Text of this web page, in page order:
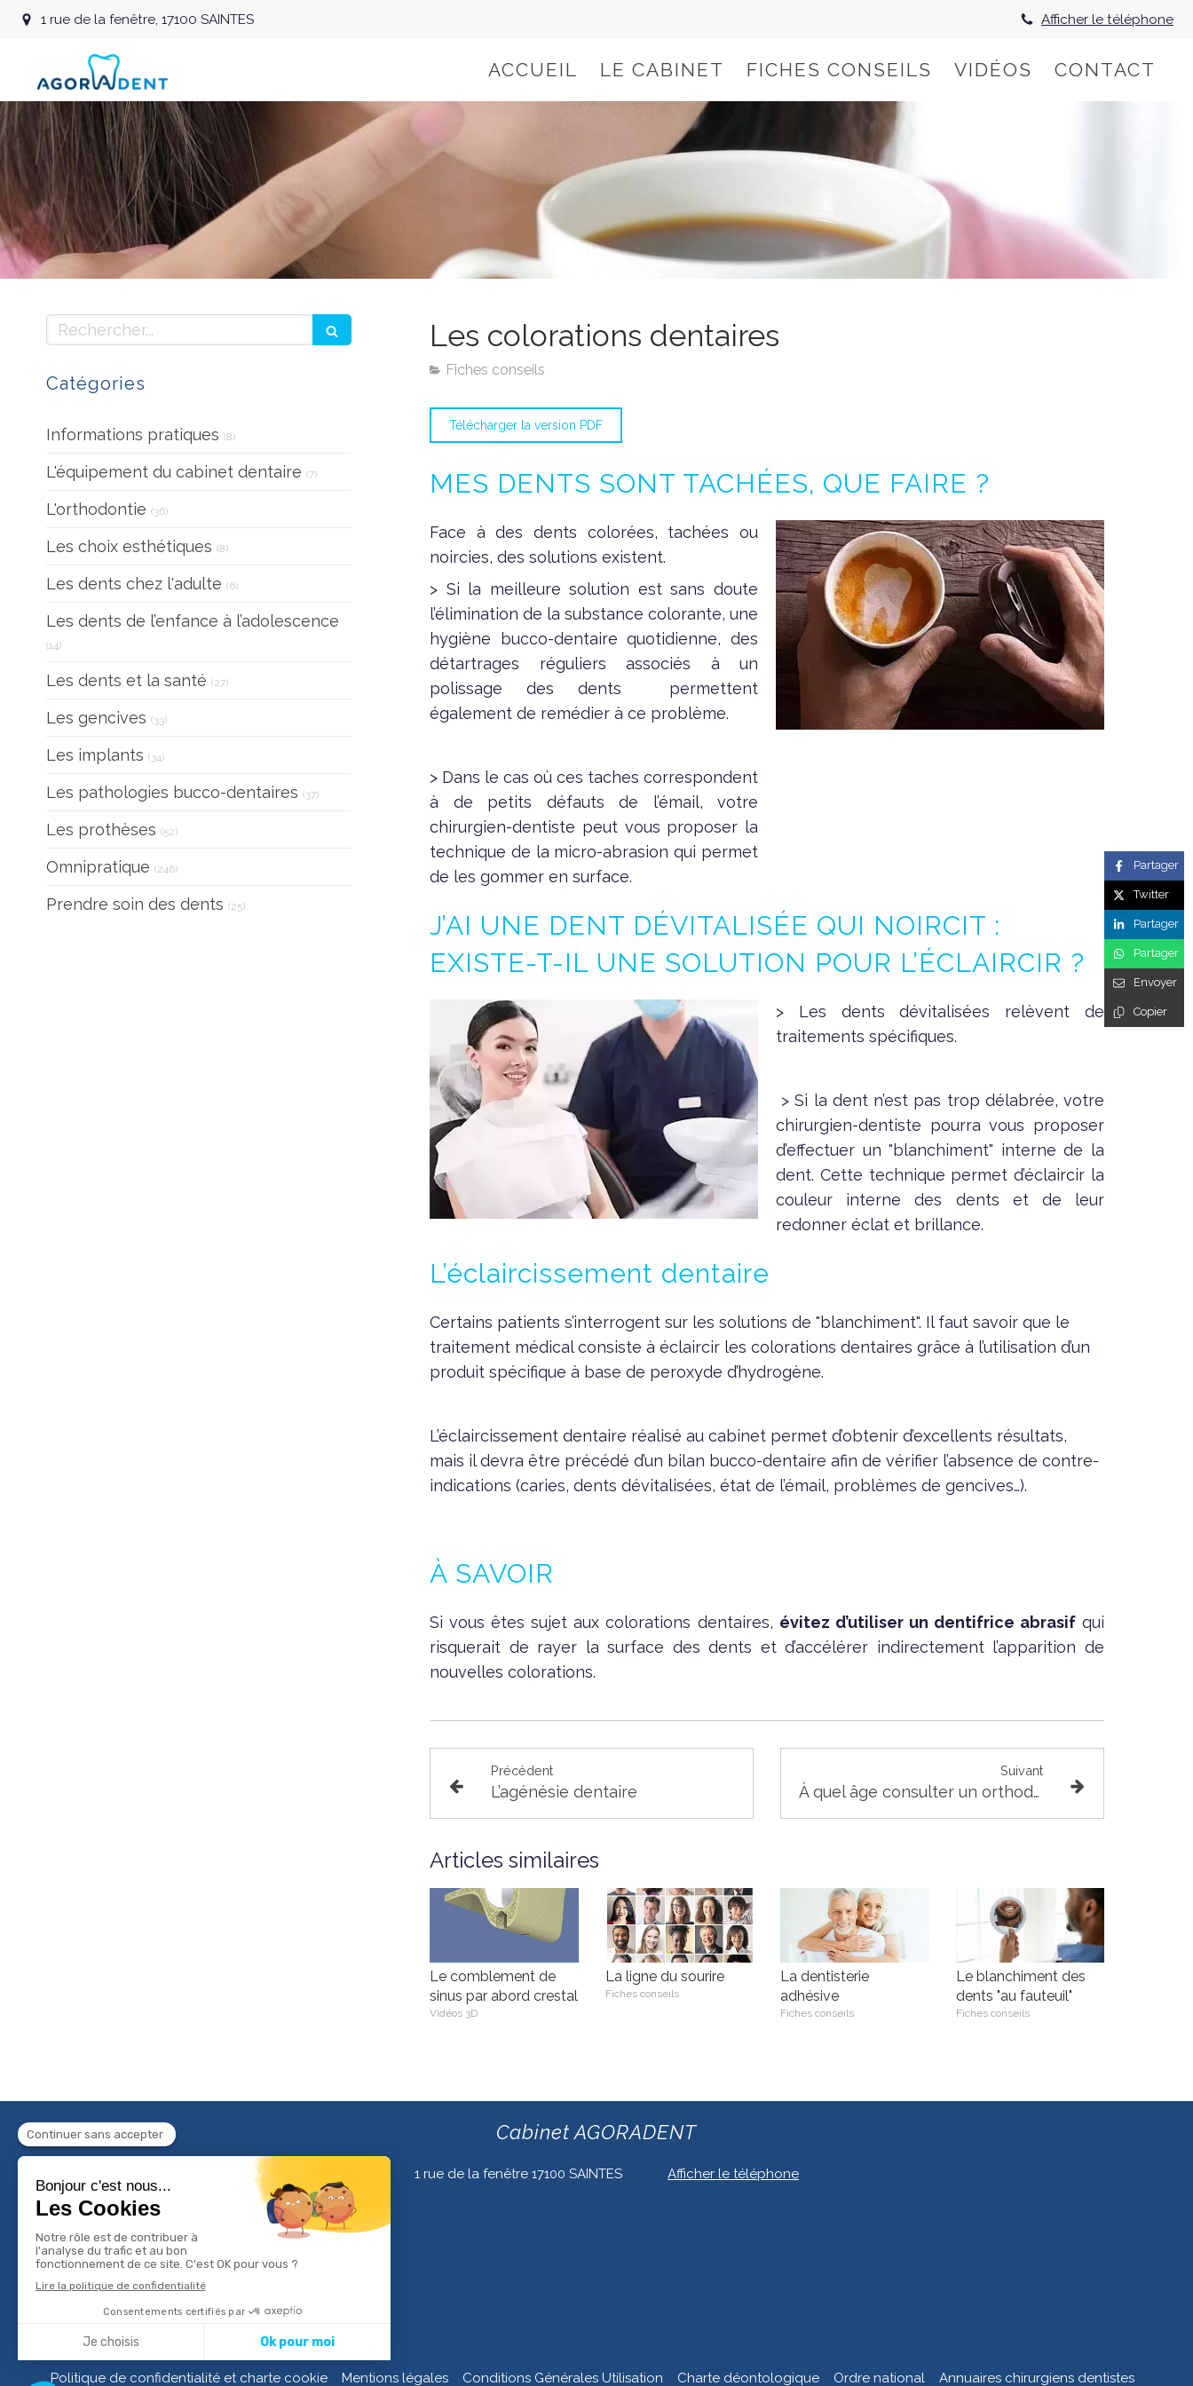
1 rue de la fenêtre, 17100 SAINTES Afficher le téléphone
ACCUEIL LE CABINET FICHES CONSEILS VIDÉOS CONTACT
Les colorations dentaires
Fiches conseils
Télécharger la version PDF
MES DENTS SONT TACHÉES, QUE FAIRE ?
Face à des dents colorées, tachées ou
noircies, des solutions existent.
> Si la meilleure solution est sans doute
l’élimination de la substance colorante, une
hygiène bucco-dentaire quotidienne, des
détartrages réguliers associés à un
polissage des dents permettent
également de remédier à ce problème.
> Dans le cas où ces taches correspondent
à de petits défauts de l’émail, votre
chirurgien-dentiste peut vous proposer la
technique de la micro-abrasion qui permet
de les gommer en surface.
J’AI UNE DENT DÉVITALISÉE QUI NOIRCIT :
EXISTE-T-IL UNE SOLUTION POUR L’ÉCLAIRCIR ?
> Les dents dévitalisées relèvent de
traitements spécifiques.
> Si la dent n’est pas trop délabrée, votre
chirurgien-dentiste pourra vous proposer
d’effectuer un "blanchiment" interne de la
dent. Cette technique permet d’éclaircir la
couleur interne des dents et de leur
redonner éclat et brillance.
L’éclaircissement dentaire
Certains patients s’interrogent sur les solutions de "blanchiment". Il faut savoir que le
traitement médical consiste à éclaircir les colorations dentaires grâce à l’utilisation d’un
produit spécifique à base de peroxyde d’hydrogène.
L’éclaircissement dentaire réalisé au cabinet permet d’obtenir d’excellents résultats,
mais il devra être précédé d’un bilan bucco-dentaire afin de vérifier l’absence de contre-
indications (caries, dents dévitalisées, état de l’émail, problèmes de gencives…).
À SAVOIR
Si vous êtes sujet aux colorations dentaires, évitez d’utiliser un dentifrice abrasifqui
risquerait de rayer la surface des dents et d’accélérer indirectement l’apparition de
nouvelles colorations.
Précédent
L’agénésie dentaire
Suivant
À quel âge consulter un orthodontiste ?
Articles similaires
Le comblement de
sinus par abord crestal
Vidéos 3D
La ligne du sourire
Fiches conseils
La dentisterie
adhésive
Fiches conseils
Le blanchiment des
dents "au fauteuil"
Fiches conseils
Partager
Twitter
Partager
Partager
Envoyer
Copier
Rechercher
Catégories
Informations pratiques (8)
L'équipement du cabinet dentaire (7)
L'orthodontie (36)
Les choix esthétiques (8)
Les dents chez l'adulte (6)
Les dents de l’enfance à l’adolescence
(14)
Les dents et la santé (27)
Les gencives (33)
Les implants (34)
Les pathologies bucco-dentaires (37)
Les prothèses (52)
Omnipratique (246)
Prendre soin des dents (25)
Cabinet AGORADENT
1 rue de la fenêtre 17100 SAINTES Afficher le téléphone
Politique de confidentialité et charte cookie Mentions légales Conditions Générales Utilisation Charte déontologique Ordre national Annuaires chirurgiens dentistes